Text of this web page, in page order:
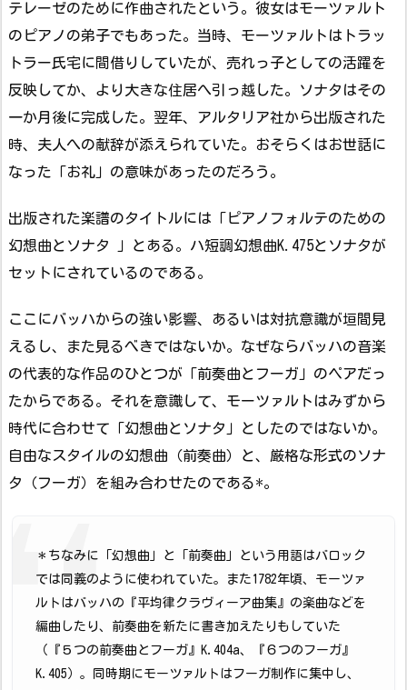
テレーゼのために作曲されたという。彼女はモーツァルト
のピアノの弟子でもあった。当時、モーツァルトはトラッ
トラー氏宅に間借りしていたが、売れっ子としての活躍を
反映してか、より大きな住居へ引っ越した。ソナタはその
一か月後に完成した。翌年、アルタリア社から出版された
時、夫人への献辞が添えられていた。おそらくはお世話に
なった「お礼」の意味があったのだろう。
出版された楽譜のタイトルには「ピアノフォルテのための
幻想曲とソナタ 」とある。ハ短調幻想曲K.475とソナタが
セットにされているのである。
ここにバッハからの強い影響、あるいは対抗意識が垣間見
えるし、また見るべきではないか。なぜならバッハの音楽
の代表的な作品のひとつが「前奏曲とフーガ」のペアだっ
たからである。それを意識して、モーツァルトはみずから
時代に合わせて「幻想曲とソナタ」としたのではないか。
自由なスタイルの幻想曲（前奏曲）と、厳格な形式のソナ
タ（フーガ）を組み合わせたのである*。
＊ちなみに「幻想曲」と「前奏曲」という用語はバロック
では同義のように使われていた。また1782年頃、モーツァ
ルトはバッハの『平均律クラヴィーア曲集』の楽曲などを
編曲したり、前奏曲を新たに書き加えたりもしていた
（『５つの前奏曲とフーガ』K.404a、『６つのフーガ』
K.405）。同時期にモーツァルトはフーガ制作に集中し、